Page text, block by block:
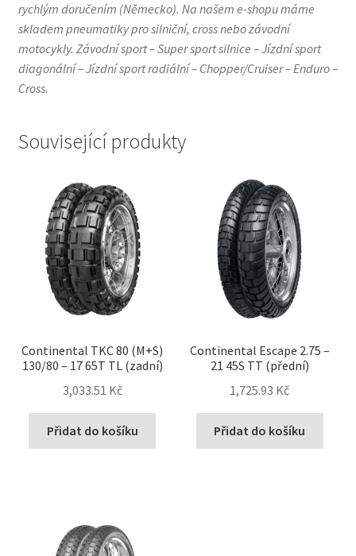
rychlým doručením (Německo). Na našem e-shopu máme
skladem pneumatiky pro silniční, cross nebo závodní
motocykly. Závodní sport – Super sport silnice – Jízdní sport
diagonální – Jízdní sport radiální – Chopper/Cruiser – Enduro –
Cross.
Související produkty
Continental TKC 80 (M+S)
130/80 – 17 65T TL (zadní)
3,033.51 Kč
Přidat do košíku
Continental Escape 2.75 –
21 45S TT (přední)
1,725.93 Kč
Přidat do košíku